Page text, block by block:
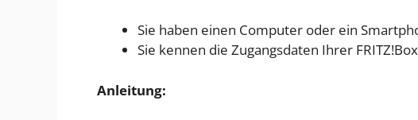
Sie haben einen Computer oder ein
Sie kennen die Zugangsdaten Ihrer
Anleitung: